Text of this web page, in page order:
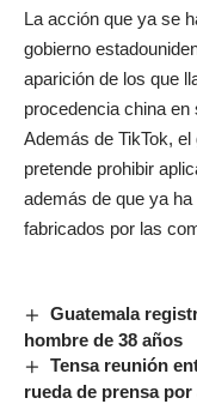
La acción que ya se
gobierno
aparición de los que
procedencia china en
Además de TikTok,
pretende prohibir
además de que ya
fabricados por las
Guatemala
hombre de 38 años
Tensa reunión
rueda de prensa